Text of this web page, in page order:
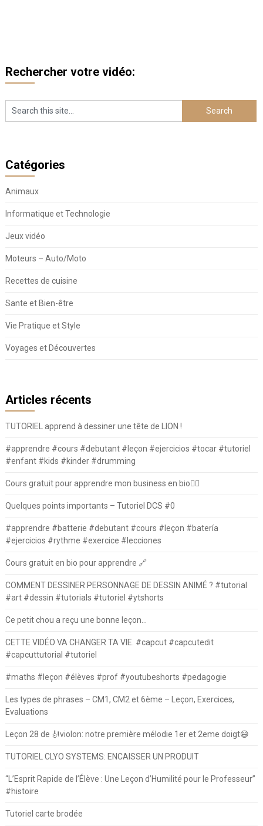
Rechercher votre vidéo:
Catégories
Animaux
Informatique et Technologie
Jeux vidéo
Moteurs – Auto/Moto
Recettes de cuisine
Sante et Bien-être
Vie Pratique et Style
Voyages et Découvertes
Articles récents
TUTORIEL apprend à dessiner une tête de LION !
#apprendre #cours #debutant #leçon #ejercicios #tocar #tutoriel
#enfant #kids #kinder #drumming
Cours gratuit pour apprendre mon business en bio⛓️‍💥
Quelques points importants – Tutoriel DCS #0
#apprendre #batterie #debutant #cours #leçon #batería
#ejercicios #rythme #exercice #lecciones
Cours gratuit en bio pour apprendre 🔗
COMMENT DESSINER PERSONNAGE DE DESSIN ANIMÉ ? #tutorial
#art #dessin #tutorials #tutoriel #ytshorts
Ce petit chou a reçu une bonne leçon…
CETTE VIDÉO VA CHANGER TA VIE. #capcut #capcutedit
#capcuttutorial #tutoriel
#maths #leçon #élèves #prof #youtubeshorts #pedagogie
Les types de phrases – CM1, CM2 et 6ème – Leçon, Exercices,
Evaluations
Leçon 28 de 🎻violon: notre première mélodie 1er et 2eme doigt😄
TUTORIEL CLYO SYSTEMS: ENCAISSER UN PRODUIT
“L’Esprit Rapide de l’Élève : Une Leçon d’Humilité pour le Professeur”
#histoire
Tutoriel carte brodée